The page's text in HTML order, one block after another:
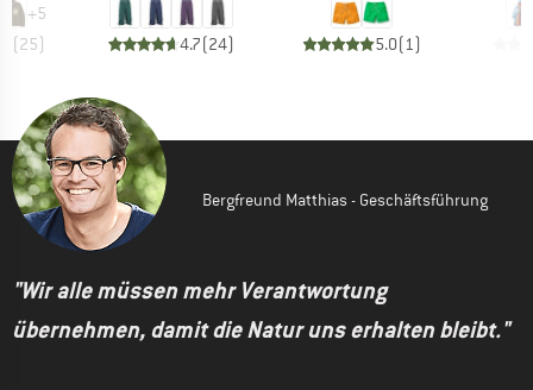
+5
(25) 4.7(24) 5.0(1)
Bergfreund Matthias - Geschäftsführung
"Wir alle müssen mehr Verantwortung
übernehmen, damit die Natur uns erhalten bleibt."